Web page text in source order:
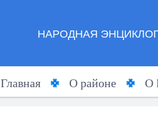
НАРОДНАЯ
Главная О районе О